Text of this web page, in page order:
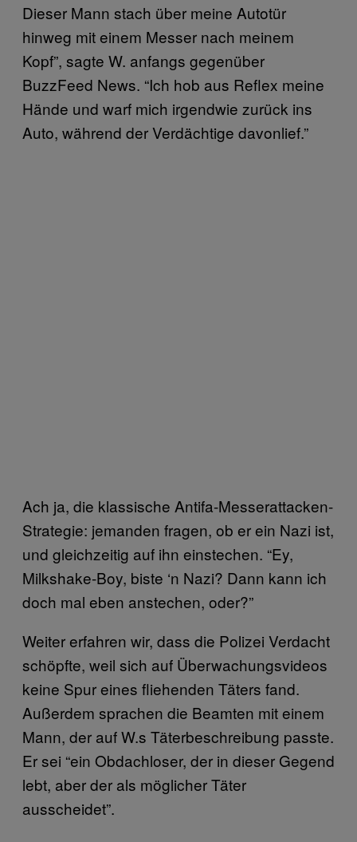
Dieser Mann stach über meine Autotür
hinweg mit einem Messer nach meinem
Kopf”, sagte W. anfangs gegenüber
BuzzFeed News. “Ich hob aus Reflex meine
Hände und warf mich irgendwie zurück ins
Auto, während der Verdächtige davonlief.”
Ach ja, die klassische Antifa-Messerattacken-
Strategie: jemanden fragen, ob er ein Nazi ist,
und gleichzeitig auf ihn einstechen. “Ey,
Milkshake-Boy, biste ‘n Nazi? Dann kann ich
doch mal eben anstechen, oder?”
Weiter erfahren wir, dass die Polizei Verdacht
schöpfte, weil sich auf Überwachungsvideos
keine Spur eines fliehenden Täters fand.
Außerdem sprachen die Beamten mit einem
Mann, der auf W.s Täterbeschreibung passte.
Er sei “ein Obdachloser, der in dieser Gegend
lebt, aber der als möglicher Täter
ausscheidet”.